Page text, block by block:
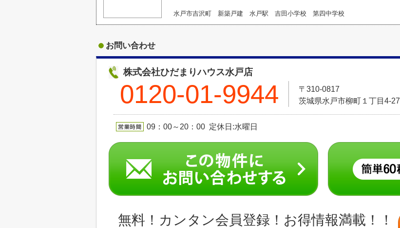
水戸市吉沢町 新築戸建 水戸駅 吉田小学校 第四中学校
お問い合わせ
株式会社ひだまりハウス水戸店
0120-01-9944
〒310-0817
茨城県水戸市柳町１丁目4-27
09：00～20：00 定休日:水曜日
無料！カンタン会員登録！お得情報満載！！